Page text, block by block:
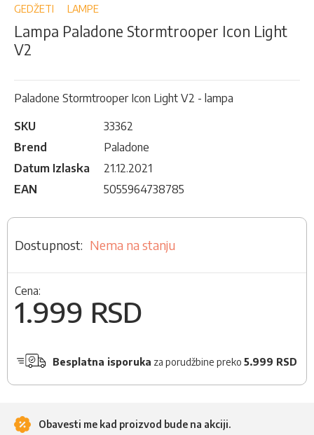
of
images
gallery
beginning
the
images
GEDŽETI LAMPE
Lampa Paladone Stormtrooper Icon Light
V2
Paladone Stormtrooper Icon Light V2 - lampa
SKU
33362
Brend
Paladone
Datum Izlaska
21.12.2021
EAN
5055964738785
Nema na stanju
Cena:
1.999 RSD
Besplatna isporuka za porudžbine preko 5.999 RSD
Obavesti me kad proizvod bude na akciji.